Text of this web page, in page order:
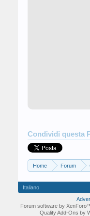
Condividi questa
Home Forum
Italiano
Forum software by
Quality Add-Ons by